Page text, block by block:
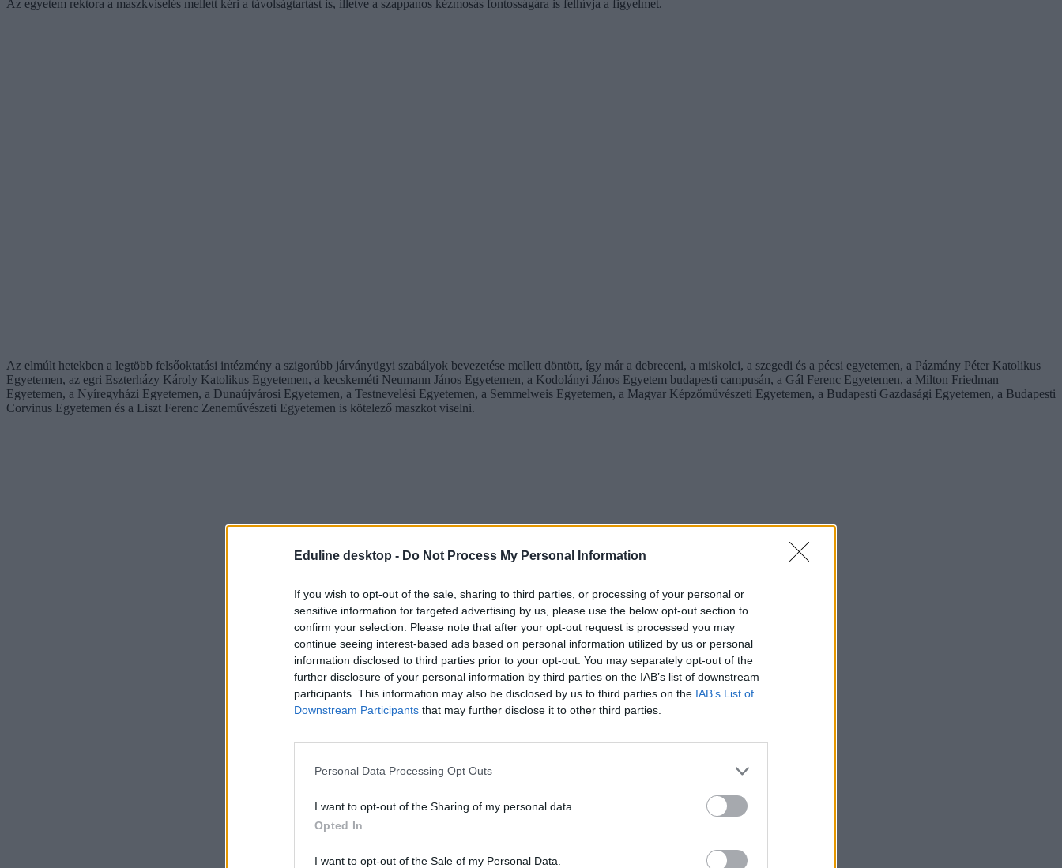
Eduline desktop - Do Not Process My Personal Information
If you wish to opt-out of the sale, sharing to third parties, or processing of your personal or
sensitive information for targeted advertising by us, please use the below opt-out section to
confirm your selection. Please note that after your opt-out request is processed you may
continue seeing interest-based ads based on personal information utilized by us or personal
information disclosed to third parties prior to your opt-out. You may separately opt-out of the
further disclosure of your personal information by third parties on the IAB’s list of downstream
participants. This information may also be disclosed by us to third parties on the IAB’s List of
Downstream Participants that may further disclose it to other third parties.
Personal Data Processing Opt Outs
I want to opt-out of the Sharing of my personal data.
Opted In
I want to opt-out of the Sale of my Personal Data.
Az egyetem rektora a maszkviselés mellett kéri a távolságtartást is, illetve a szappanos kézmosás fontosságára is felhívja a figyelmet.
Az elmúlt hetekben a legtöbb felsőoktatási intézmény a szigorúbb járványügyi szabályok bevezetése mellett döntött, így már a debreceni, a miskolci, a szegedi és a pécsi egyetemen, a Pázmány Péter Katolikus
Egyetemen, az egri Eszterházy Károly Katolikus Egyetemen, a kecskeméti Neumann János Egyetemen, a Kodolányi János Egyetem budapesti campusán, a Gál Ferenc Egyetemen, a Milton Friedman
Egyetemen, a Nyíregyházi Egyetemen, a Dunaújvárosi Egyetemen, a Testnevelési Egyetemen, a Semmelweis Egyetemen, a Magyar Képzőművészeti Egyetemen, a Budapesti Gazdasági Egyetemen, a Budapesti
Corvinus Egyetemen és a Liszt Ferenc Zeneművészeti Egyetemen is kötelező maszkot viselni.